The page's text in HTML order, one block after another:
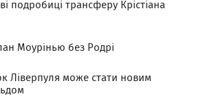
подробиці трансферу Крістіана
Моурінью без Родрі
Ліверпуля може стати новим